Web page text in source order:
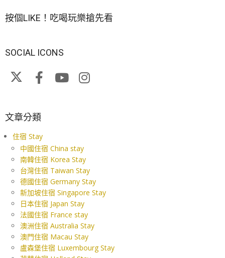
按個LIKE！吃喝玩樂搶先看
SOCIAL ICONS
文章分類
住宿 Stay
中國住宿 China stay
南韓住宿 Korea Stay
台灣住宿 Taiwan Stay
德國住宿 Germany Stay
新加坡住宿 Singapore Stay
日本住宿 Japan Stay
法國住宿 France stay
澳洲住宿 Australia Stay
澳門住宿 Macau Stay
盧森堡住宿 Luxembourg Stay